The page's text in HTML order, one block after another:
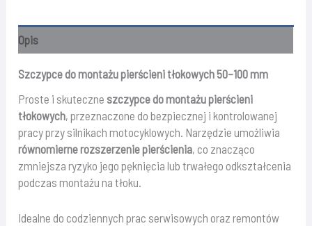
-
50
100mm
Opis
Szczypce do montażu pierścieni tłokowych 50–100 mm
Proste i skuteczne szczypce do montażu pierścieni
tłokowych, przeznaczone do bezpiecznej i kontrolowanej
pracy przy silnikach motocyklowych. Narzędzie umożliwia
równomierne rozszerzenie pierścienia, co znacząco
zmniejsza ryzyko jego pęknięcia lub trwałego odkształcenia
podczas montażu na tłoku.
Idealne do codziennych prac serwisowych oraz remontów